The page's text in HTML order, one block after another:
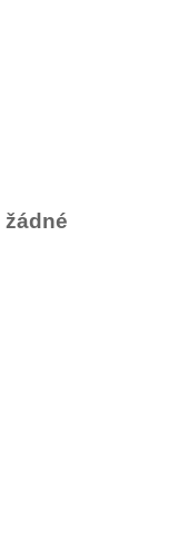
žádné